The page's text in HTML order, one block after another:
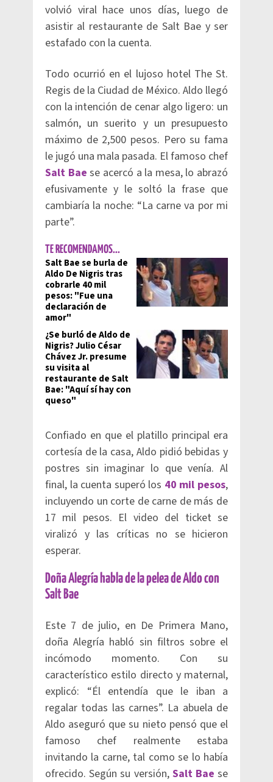
volvió viral hace unos días, luego de
asistir al restaurante de Salt Bae y ser
estafado con la cuenta.
Todo ocurrió en el lujoso hotel The St.
Regis de la Ciudad de México. Aldo llegó
con la intención de cenar algo ligero: un
salmón, un suerito y un presupuesto
máximo de 2,500 pesos. Pero su fama
le jugó una mala pasada. El famoso chef
Salt Bae se acercó a la mesa, lo abrazó
efusivamente y le soltó la frase que
cambiaría la noche: “La carne va por mi
parte”.
TE RECOMENDAMOS...
Salt Bae se burla de
Aldo De Nigris tras
cobrarle 40 mil
pesos: "Fue una
declaración de
amor"
¿Se burló de Aldo de
Nigris? Julio César
Chávez Jr. presume
su visita al
restaurante de Salt
Bae: "Aquí sí hay con
queso"
Confiado en que el platillo principal era
cortesía de la casa, Aldo pidió bebidas y
postres sin imaginar lo que venía. Al
final, la cuenta superó los 40 mil pesos,
incluyendo un corte de carne de más de
17 mil pesos. El video del ticket se
viralizó y las críticas no se hicieron
esperar.
Doña Alegría habla de la pelea de Aldo con
Salt Bae
Este 7 de julio, en De Primera Mano,
doña Alegría habló sin filtros sobre el
incómodo momento. Con su
característico estilo directo y maternal,
explicó: “Él entendía que le iban a
regalar todas las carnes”. La abuela de
Aldo aseguró que su nieto pensó que el
famoso chef realmente estaba
invitando la carne, tal como se lo había
ofrecido. Según su versión,Salt Bae se